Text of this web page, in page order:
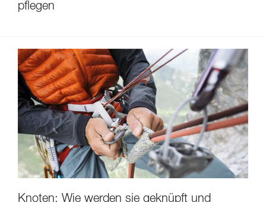
pflegen
Knoten: Wie werden sie geknüpft und